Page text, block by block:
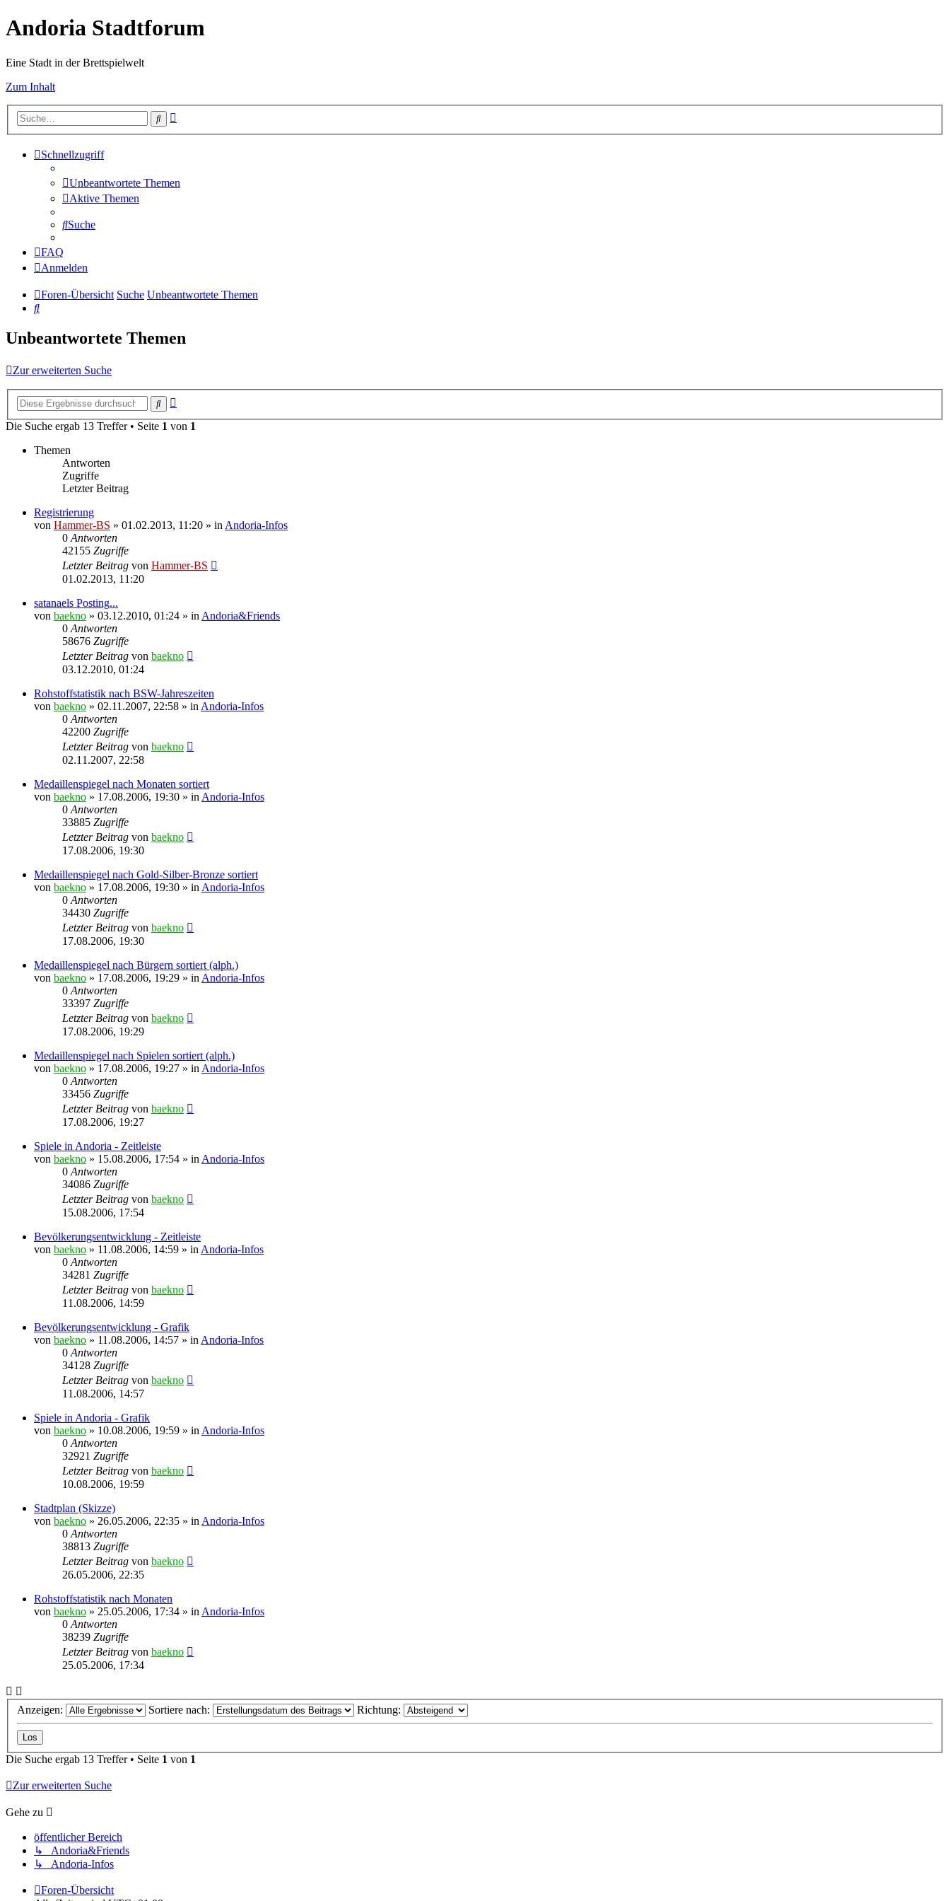
Andoria Stadtforum
Eine Stadt in der Brettspielwelt
Zum Inhalt
Suche
Schnellzugriff
Unbeantwortete Themen
Aktive Themen
Suche
FAQ
Anmelden
Foren-Übersicht Suche Unbeantwortete Themen
Suche
Unbeantwortete Themen
Zur erweiterten Suche
Suche
Die Suche ergab 13 Treffer • Seite 1 von 1
Themen
Antworten
Zugriffe
Letzter Beitrag
Registrierung
von Hammer-BS » 01.02.2013, 11:20 » in Andoria-Infos
0 Antworten
42155 Zugriffe
Letzter Beitrag von Hammer-BS
01.02.2013, 11:20
satanaels Posting...
von baekno » 03.12.2010, 01:24 » in Andoria&Friends
0 Antworten
58676 Zugriffe
Letzter Beitrag von baekno
03.12.2010, 01:24
Rohstoffstatistik nach BSW-Jahreszeiten
von baekno » 02.11.2007, 22:58 » in Andoria-Infos
0 Antworten
42200 Zugriffe
Letzter Beitrag von baekno
02.11.2007, 22:58
Medaillenspiegel nach Monaten sortiert
von baekno » 17.08.2006, 19:30 » in Andoria-Infos
0 Antworten
33885 Zugriffe
Letzter Beitrag von baekno
17.08.2006, 19:30
Medaillenspiegel nach Gold-Silber-Bronze sortiert
von baekno » 17.08.2006, 19:30 » in Andoria-Infos
0 Antworten
34430 Zugriffe
Letzter Beitrag von baekno
17.08.2006, 19:30
Medaillenspiegel nach Bürgern sortiert (alph.)
von baekno » 17.08.2006, 19:29 » in Andoria-Infos
0 Antworten
33397 Zugriffe
Letzter Beitrag von baekno
17.08.2006, 19:29
Medaillenspiegel nach Spielen sortiert (alph.)
von baekno » 17.08.2006, 19:27 » in Andoria-Infos
0 Antworten
33456 Zugriffe
Letzter Beitrag von baekno
17.08.2006, 19:27
Spiele in Andoria - Zeitleiste
von baekno » 15.08.2006, 17:54 » in Andoria-Infos
0 Antworten
34086 Zugriffe
Letzter Beitrag von baekno
15.08.2006, 17:54
Bevölkerungsentwicklung - Zeitleiste
von baekno » 11.08.2006, 14:59 » in Andoria-Infos
0 Antworten
34281 Zugriffe
Letzter Beitrag von baekno
11.08.2006, 14:59
Bevölkerungsentwicklung - Grafik
von baekno » 11.08.2006, 14:57 » in Andoria-Infos
0 Antworten
34128 Zugriffe
Letzter Beitrag von baekno
11.08.2006, 14:57
Spiele in Andoria - Grafik
von baekno » 10.08.2006, 19:59 » in Andoria-Infos
0 Antworten
32921 Zugriffe
Letzter Beitrag von baekno
10.08.2006, 19:59
Stadtplan (Skizze)
von baekno » 26.05.2006, 22:35 » in Andoria-Infos
0 Antworten
38813 Zugriffe
Letzter Beitrag von baekno
26.05.2006, 22:35
Rohstoffstatistik nach Monaten
von baekno » 25.05.2006, 17:34 » in Andoria-Infos
0 Antworten
38239 Zugriffe
Letzter Beitrag von baekno
25.05.2006, 17:34
Anzeigen: Sortiere nach: Richtung:
Die Suche ergab 13 Treffer • Seite 1 von 1
Zur erweiterten Suche
Gehe zu
öffentlicher Bereich
↳ Andoria&Friends
↳ Andoria-Infos
Foren-Übersicht